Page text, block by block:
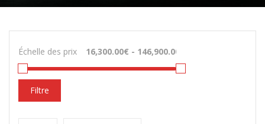
Échelle des prix
Filtre